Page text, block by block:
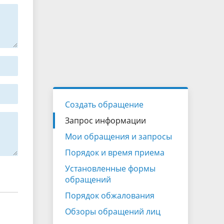
Создать обращение
Запрос информации
Мои обращения и запросы
Порядок и время приема
Установленные формы
обращений
Порядок обжалования
Обзоры обращений лиц